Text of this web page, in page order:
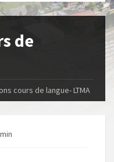
de
cours de langue- LTMA